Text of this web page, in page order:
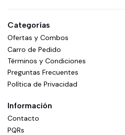
Categorías
Ofertas y Combos
Carro de Pedido
Términos y Condiciones
Preguntas Frecuentes
Política de Privacidad
Información
Contacto
PQRs